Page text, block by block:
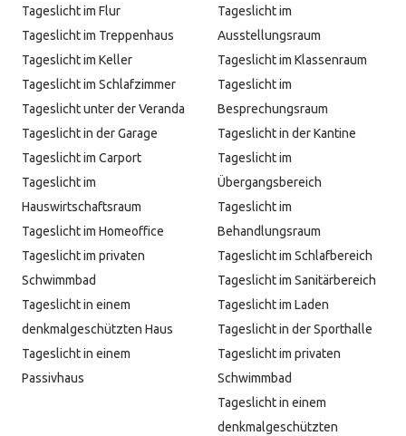
Tageslicht im Flur
Tageslicht im Treppenhaus
Tageslicht im Keller
Tageslicht im Schlafzimmer
Tageslicht unter der Veranda
Tageslicht in der Garage
Tageslicht im Carport
Tageslicht im
Hauswirtschaftsraum
Tageslicht im Homeoffice
Tageslicht im privaten
Schwimmbad
Tageslicht in einem
denkmalgeschützten Haus
Tageslicht in einem
Passivhaus
Tageslicht im
Ausstellungsraum
Tageslicht im Klassenraum
Tageslicht im
Besprechungsraum
Tageslicht in der Kantine
Tageslicht im
Übergangsbereich
Tageslicht im
Behandlungsraum
Tageslicht im Schlafbereich
Tageslicht im Sanitärbereich
Tageslicht im Laden
Tageslicht in der Sporthalle
Tageslicht im privaten
Schwimmbad
Tageslicht in einem
denkmalgeschützten